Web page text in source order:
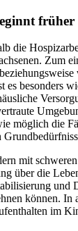
früher
die
Zum
es besonders
möglich die
mit
über die
und
können. In
im